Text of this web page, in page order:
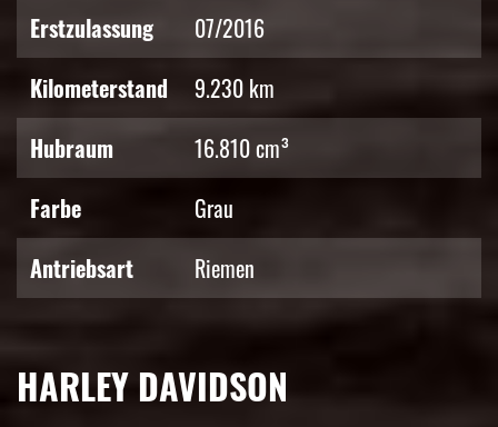
Erstzulassung
07/2016
Kilometerstand
9.230 km
Hubraum
16.810 cm³
Farbe
Grau
Antriebsart
Riemen
HARLEY DAVIDSON